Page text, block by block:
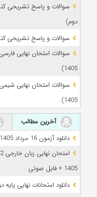
دوم)
سوالات و پاسخ تشریحی کنکور
1405)
1405)
آخرین مطالب
دانلود آزمون 16 مرداد 1405 قلمچی
1405 + فایل صوتی
دانلود امتحانات نهایی پایه